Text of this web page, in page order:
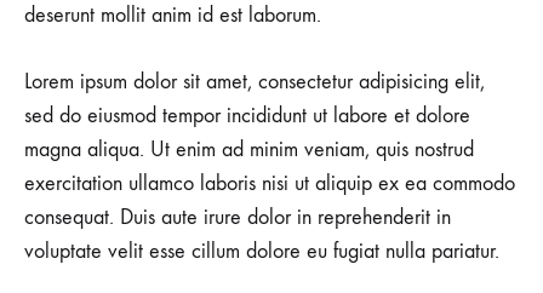
deserunt mollit anim id est laborum.
Lorem ipsum dolor sit amet, consectetur adipisicing elit,
sed do eiusmod tempor incididunt ut labore et dolore
magna aliqua. Ut enim ad minim veniam, quis nostrud
exercitation ullamco laboris nisi ut aliquip ex ea commodo
consequat. Duis aute irure dolor in reprehenderit in
voluptate velit esse cillum dolore eu fugiat nulla pariatur.